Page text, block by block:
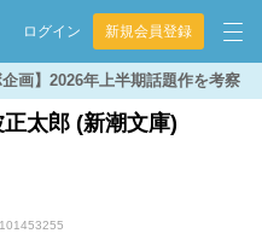
ログイン 新規会員登録
画】2026年上半期話題作を考察
太郎 (新潮文庫)